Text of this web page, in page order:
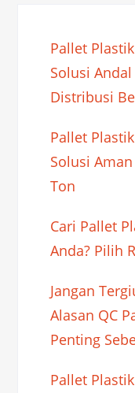
Pallet
Solusi
Distribusi
Pallet
Solusi
Ton
Cari Pallet
Anda? Pilih
Jangan
Alasan QC
Penting
Pallet